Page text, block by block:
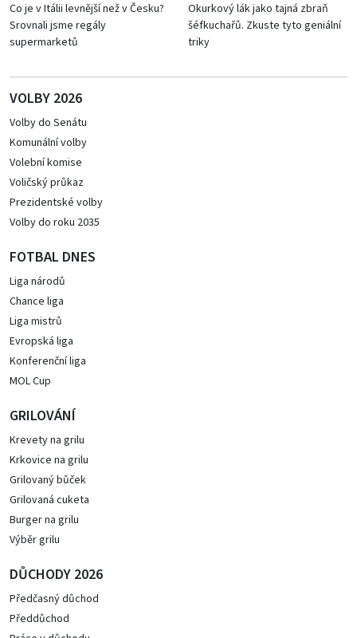
Co je v Itálii levnější než v Česku?
Srovnali jsme regály
supermarketů
Okurkový lák jako tajná zbraň
šéfkuchařů. Zkuste tyto geniální
triky
VOLBY 2026
Volby do Senátu
Komunální volby
Volební komise
Voličský průkaz
Prezidentské volby
Volby do roku 2035
FOTBAL DNES
Liga národů
Chance liga
Liga mistrů
Evropská liga
Konferenční liga
MOL Cup
GRILOVÁNÍ
Krevety na grilu
Krkovice na grilu
Grilovaný bůček
Grilovaná cuketa
Burger na grilu
Výběr grilu
DŮCHODY 2026
Předčasný důchod
Předdůchod